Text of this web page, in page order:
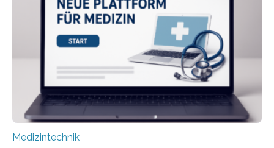
physiologische Daten in Echtzeit an das Sprachmodell
übermittelt werden können. Die Künstliche Intelligenz
kann dadurch auch die Sprache des Körpers
einbeziehen, auf die Menschen keinen bewussten
Einfluss nehmen. Das eröffnet…
Medizintechnik